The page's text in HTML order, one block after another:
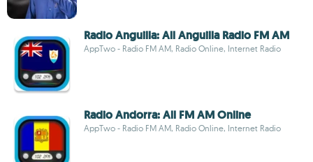
Radio Anguilla: All Anguilla Radio FM AM
AppTwo - Radio FM AM, Radio Online, Internet Radio
Radio Andorra: All FM AM Online
AppTwo - Radio FM AM, Radio Online, Internet Radio